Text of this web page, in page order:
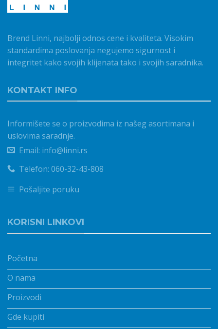
Brend Linni, najbolji odnos cene i kvaliteta. Visokim
standardima poslovanja negujemo sigurnost i
integritet kako svojih klijenata tako i svojih saradnika.
KONTAKT INFO
Informišete se o proizvodima iz našeg asortimana i
uslovima saradnje.
Email: info@linni.rs
Telefon: 060-32-43-808
Pošaljite poruku
KORISNI LINKOVI
Početna
O nama
Proizvodi
Gde kupiti